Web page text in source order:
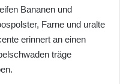
Bananen und
Farne und uralte
erinnert an einen
träge